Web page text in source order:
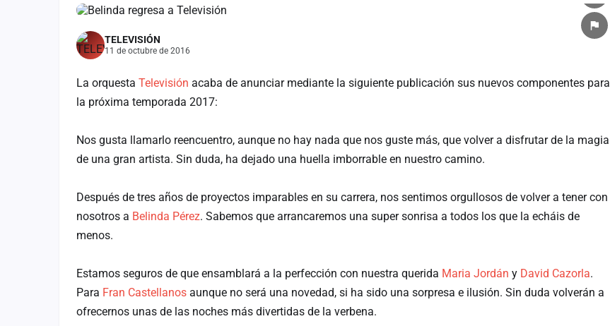
TELEVISIÓN
11 de octubre de 2016
La orquesta Televisión acaba de anunciar mediante la siguiente publicación sus nuevos componentes para
la próxima temporada 2017:
Nos gusta llamarlo reencuentro, aunque no hay nada que nos guste más, que volver a disfrutar de la magia
de una gran artista. Sin duda, ha dejado una huella imborrable en nuestro camino.
Después de tres años de proyectos imparables en su carrera, nos sentimos orgullosos de volver a tener con
nosotros a Belinda Pérez. Sabemos que arrancaremos una super sonrisa a todos los que la echáis de
menos.
Estamos seguros de que ensamblará a la perfección con nuestra querida Maria Jordán y David Cazorla.
Para Fran Castellanos aunque no será una novedad, si ha sido una sorpresa e ilusión. Sin duda volverán a
ofrecernos unas de las noches más divertidas de la verbena.
Formaciones
Mapa de fiestas
Iniciar sesión